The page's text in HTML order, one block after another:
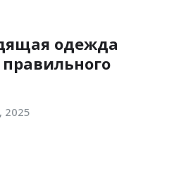
одежда
2025